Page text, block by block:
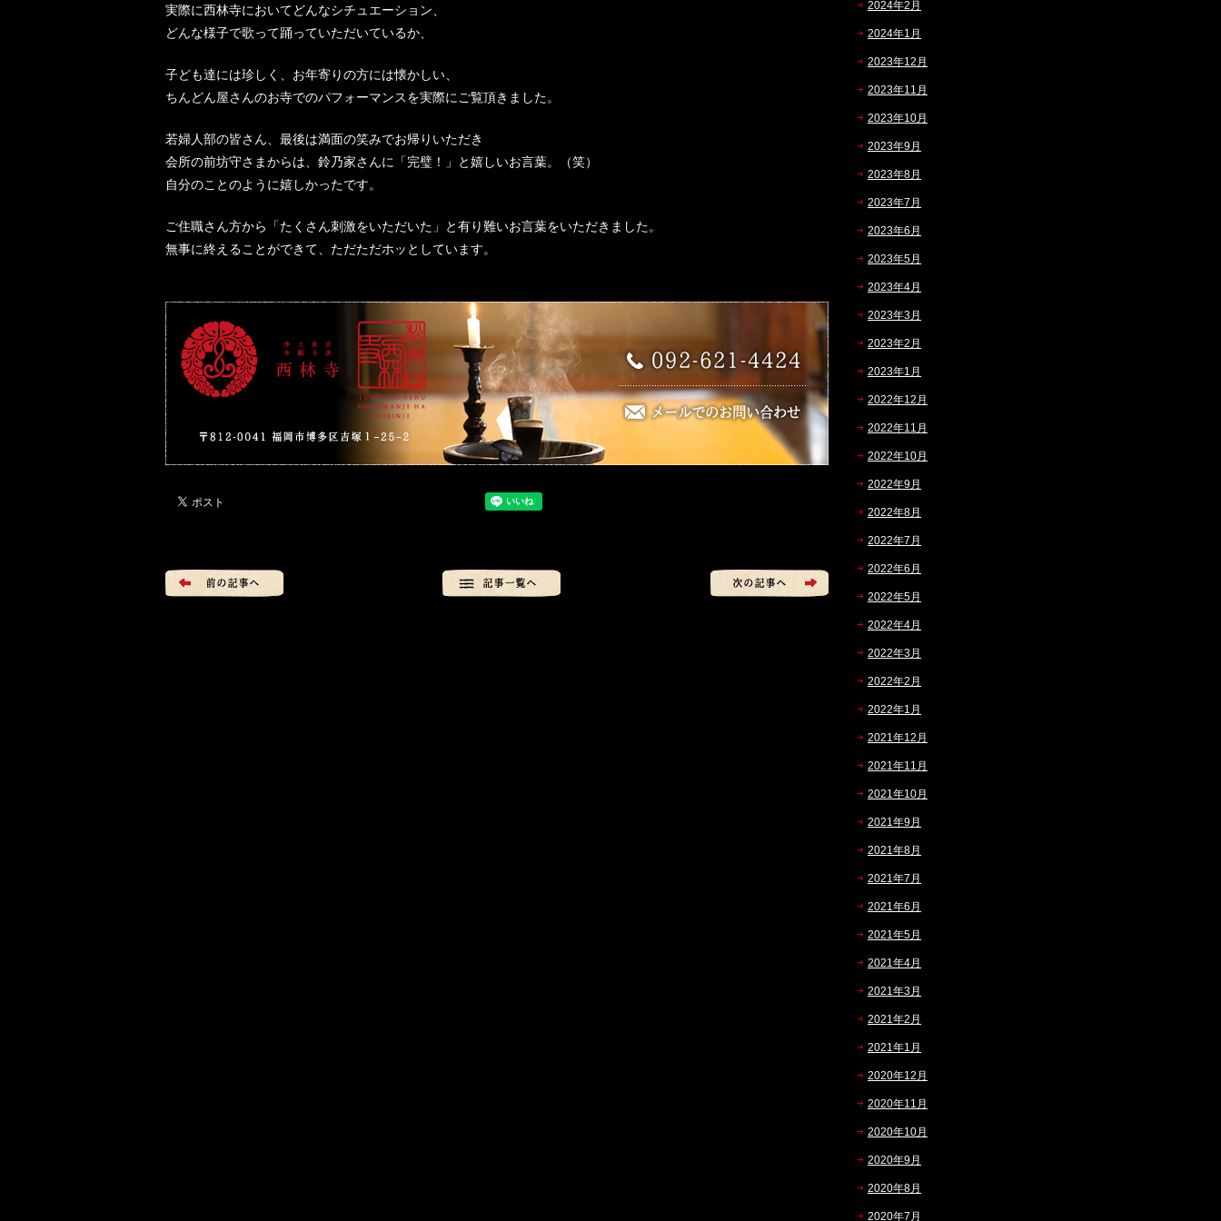
実際に西林寺においてどんなシチュエーション、
どんな様子で歌って踊っていただいているか、
子ども達には珍しく、お年寄りの方には懐かしい、
ちんどん屋さんのお寺でのパフォーマンスを実際にご覧頂きました。
若婦人部の皆さん、最後は満面の笑みでお帰りいただき
会所の前坊守さまからは、鈴乃家さんに「完璧！」と嬉しいお言葉。（笑）
自分のことのように嬉しかったです。
ご住職さん方から「たくさん刺激をいただいた」と有り難いお言葉をいただきました。
無事に終えることができて、ただただホッとしています。
2024年2月
2024年1月
2023年12月
2023年11月
2023年10月
2023年9月
2023年8月
2023年7月
2023年6月
2023年5月
2023年4月
2023年3月
2023年2月
2023年1月
2022年12月
2022年11月
2022年10月
2022年9月
2022年8月
2022年7月
2022年6月
2022年5月
2022年4月
2022年3月
2022年2月
2022年1月
2021年12月
2021年11月
2021年10月
2021年9月
2021年8月
2021年7月
2021年6月
2021年5月
2021年4月
2021年3月
2021年2月
2021年1月
2020年12月
2020年11月
2020年10月
2020年9月
2020年8月
2020年7月